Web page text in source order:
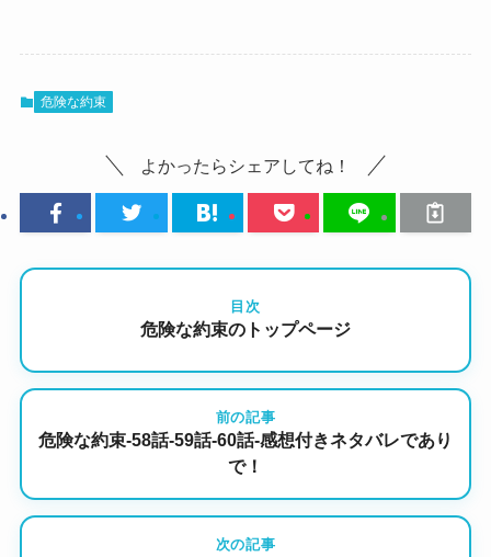
危険な約束
よかったらシェアしてね！
目次
危険な約束のトップページ
前の記事
危険な約束-58話-59話-60話-感想付きネタバレであり
で！
次の記事